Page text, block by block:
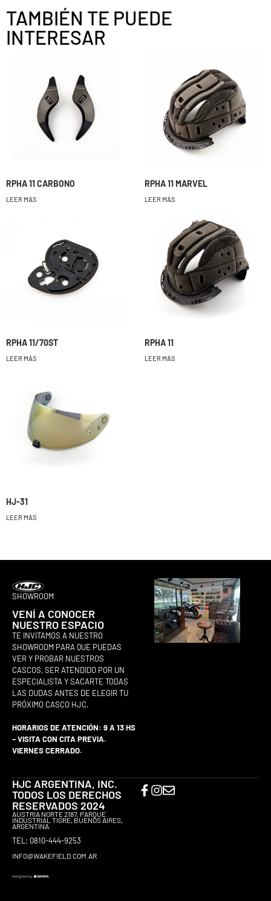
TAMBIÉN TE PUEDE
INTERESAR
RPHA 11 CARBONO
LEER MÁS
RPHA 11 MARVEL
LEER MÁS
RPHA 11/70ST
LEER MÁS
RPHA 11
LEER MÁS
HJ-31
LEER MÁS
SHOWROOM
VENÍ A CONOCER
NUESTRO ESPACIO
TE INVITAMOS A NUESTRO
SHOWROOM PARA QUE PUEDAS
VER Y PROBAR NUESTROS
CASCOS, SER ATENDIDO POR UN
ESPECIALISTA Y SACARTE TODAS
LAS DUDAS ANTES DE ELEGIR TU
PRÓXIMO CASCO HJC.
HORARIOS DE ATENCIÓN: 9 A 13 HS
– VISITA CON CITA PREVIA.
VIERNES CERRADO.
HJC ARGENTINA, INC.
TODOS LOS DERECHOS
RESERVADOS 2024
AUSTRIA NORTE 2187, PARQUE
INDUSTRIAL TIGRE, BUENOS AIRES,
ARGENTINA.
TEL: 0810-444-9253
INFO@WAKEFIELD.COM.AR